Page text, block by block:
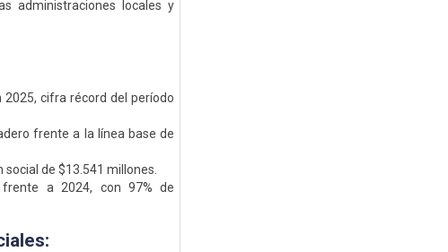
administraciones locales y
cifra récord del período
frente a la línea base de
de $13.541 millones.
a 2024, con 97% de